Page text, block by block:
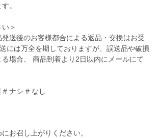
。
＞
送後のお客様都合による返品・交換はお受
には万全を期しておりますが、誤送品や破損
場合、 商品到着より2日以内にメールにて
# ナシ # なし
お召し上がりください。